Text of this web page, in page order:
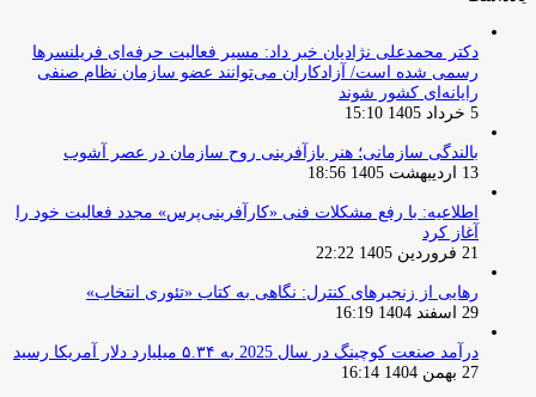
دکتر محمدعلی نژادیان خبر داد: مسیر فعالیت حرفه‌ای فریلنسرها
رسمی شده است/ آزادکاران می‌توانند عضو سازمان نظام صنفی
رایانه‌ای کشور شوند
5 خرداد 1405 15:10
بالندگی سازمانی؛ هنر بازآفرینی روح سازمان در عصر آشوب
13 اردیبهشت 1405 18:56
اطلاعیه: با رفع مشکلات فنی «کارآفرینی‌پرس» مجدد فعالیت خود را
آغاز کرد
21 فروردین 1405 22:22
رهایی از زنجیرهای کنترل: نگاهی به کتاب «تئوری انتخاب»
29 اسفند 1404 16:19
درآمد صنعت کوچینگ در سال 2025 به ۵.۳۴ میلیارد دلار آمریکا رسید
27 بهمن 1404 16:14